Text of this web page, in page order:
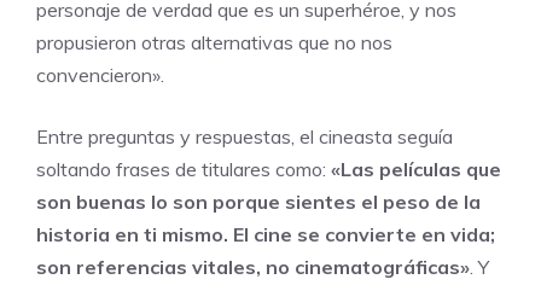
personaje de verdad que es un superhéroe, y nos
propusieron otras alternativas que no nos
convencieron».
Entre preguntas y respuestas, el cineasta seguía
soltando frases de titulares como: «Las películas que
son buenas lo son porque sientes el peso de la
historia en ti mismo. El cine se convierte en vida;
son referencias vitales, no cinematográficas» . Y